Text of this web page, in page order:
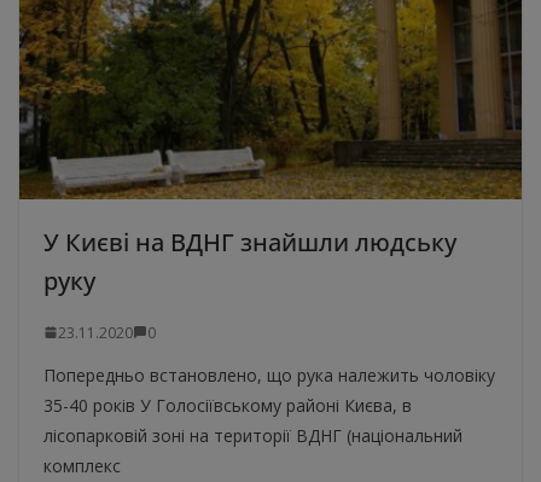
У Києві на ВДНГ знайшли людську
руку
23.11.2020 0
Попередньо встановлено, що рука належить чоловіку
35-40 років У Голосіївському районі Києва, в
лісопарковій зоні на території ВДНГ (національний
комплекс